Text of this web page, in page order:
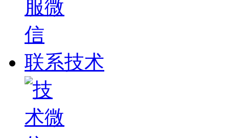
联系技术